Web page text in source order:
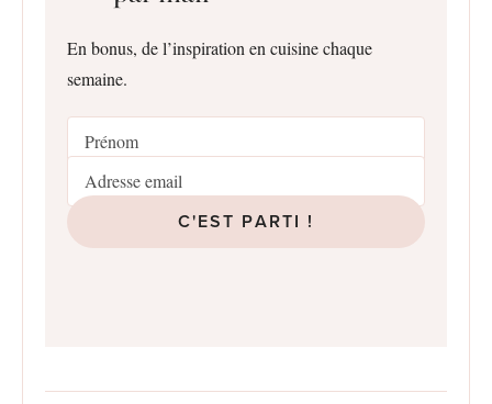
En bonus, de l’inspiration en cuisine chaque
semaine.
C'EST PARTI !